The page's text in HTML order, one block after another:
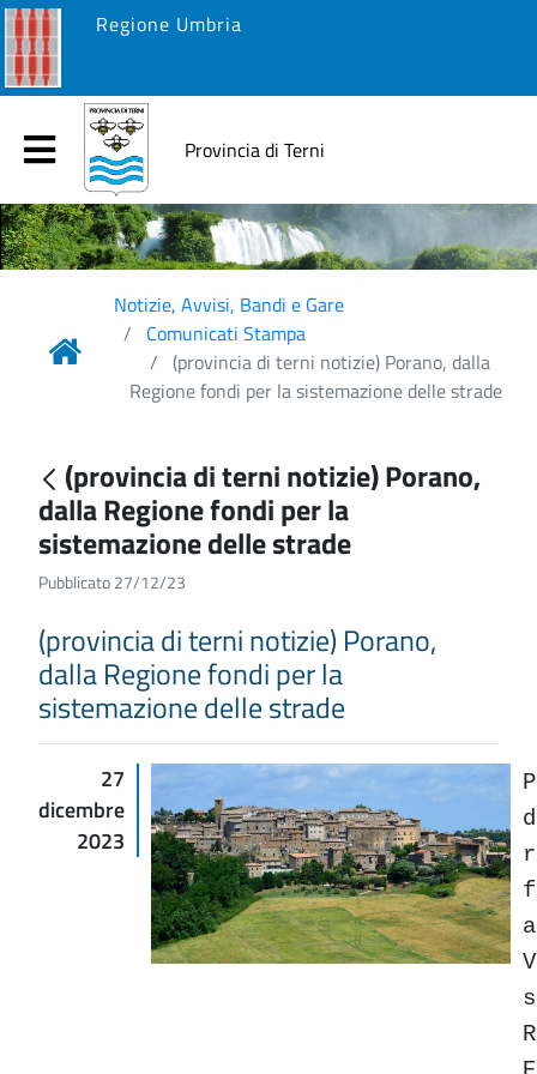
Regione Umbria
Provincia di Terni
Notizie, Avvisi, Bandi e Gare
Comunicati Stampa
(provincia di terni notizie) Porano, dalla
Regione fondi per la sistemazione delle strade
(provincia di terni notizie) Porano,
dalla Regione fondi per la
sistemazione delle strade
Pubblicato 27/12/23
(provincia di terni notizie) Porano,
dalla Regione fondi per la
sistemazione delle strade
27
dicembre
2023